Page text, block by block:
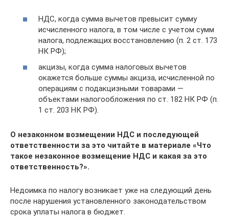
НДС, когда сумма вычетов превысит сумму
исчисленного налога, в том числе с учетом сумм
налога, подлежащих восстановлению (п. 2 ст. 173
НК РФ);
акцизы, когда сумма налоговых вычетов
окажется больше суммы акциза, исчисленной по
операциям с подакцизными товарами —
объектами налогообложения по ст. 182 НК РФ (п.
1 ст. 203 НК РФ).
О незаконном возмещении НДС и последующей
ответственности за это читайте в материале «Что
такое незаконное возмещение НДС и какая за это
ответственность?».
Недоимка по налогу возникает уже на следующий день
после нарушения установленного законодательством
срока уплаты налога в бюджет.